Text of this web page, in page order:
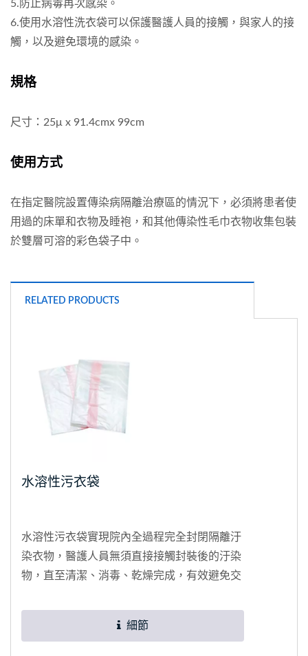
5.防止病毒再次感染。
6.使用水溶性洗衣袋可以保護醫護人員的接觸，與家人的接
觸，以及避免環境的感染。
規格
尺寸：25μ x 91.4cmx 99cm
使用方式
在指定醫院設置傳染病隔離治療區的情況下，必須將患者使
用過的床單和衣物及睡袍，和其他傳染性毛巾衣物收集包裝
於雙層可溶的彩色袋子中。
RELATED PRODUCTS
水溶性污衣袋
水溶性污衣袋實現院內全過程完全封閉隔離汙
染衣物，醫護人員無須直接接觸封裝後的汙染
物，直至清潔、消毒、乾燥完成，有效避免交
的作業安全，亦減少清潔人員的勞動工作量，
有效改善整體環境品質。
細節